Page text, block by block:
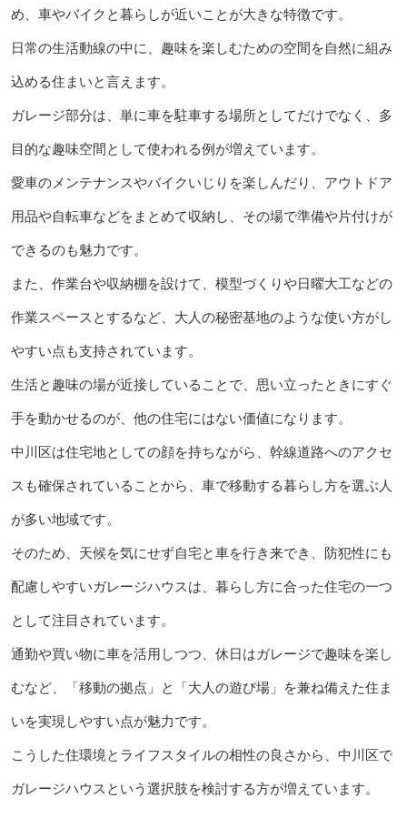
め、車やバイクと暮らしが近いことが大きな特徴です。
日常の生活動線の中に、趣味を楽しむための空間を自然に組み
込める住まいと言えます。
ガレージ部分は、単に車を駐車する場所としてだけでなく、多
目的な趣味空間として使われる例が増えています。
愛車のメンテナンスやバイクいじりを楽しんだり、アウトドア
用品や自転車などをまとめて収納し、その場で準備や片付けが
できるのも魅力です。
また、作業台や収納棚を設けて、模型づくりや日曜大工などの
作業スペースとするなど、大人の秘密基地のような使い方がし
やすい点も支持されています。
生活と趣味の場が近接していることで、思い立ったときにすぐ
手を動かせるのが、他の住宅にはない価値になります。
中川区は住宅地としての顔を持ちながら、幹線道路へのアクセ
スも確保されていることから、車で移動する暮らし方を選ぶ人
が多い地域です。
そのため、天候を気にせず自宅と車を行き来でき、防犯性にも
配慮しやすいガレージハウスは、暮らし方に合った住宅の一つ
として注目されています。
通勤や買い物に車を活用しつつ、休日はガレージで趣味を楽し
むなど、「移動の拠点」と「大人の遊び場」を兼ね備えた住ま
いを実現しやすい点が魅力です。
こうした住環境とライフスタイルの相性の良さから、中川区で
ガレージハウスという選択肢を検討する方が増えています。